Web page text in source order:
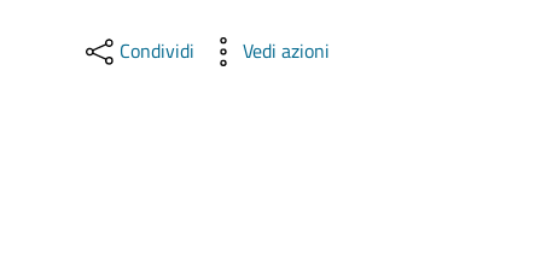
Condividi Vedi azioni